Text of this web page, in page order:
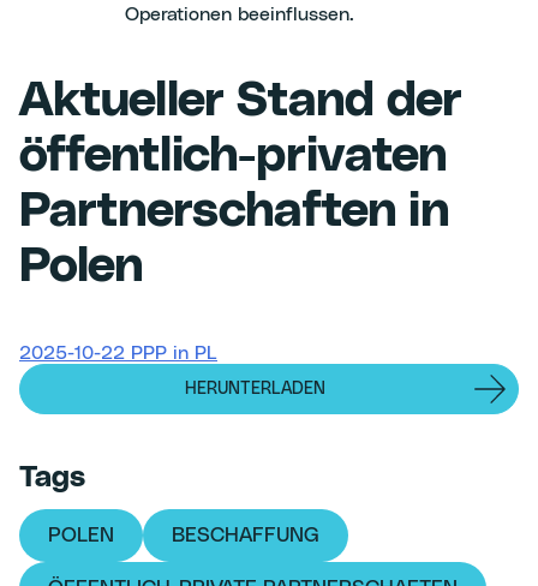
Operationen beeinflussen.
Aktueller Stand der
öffentlich-privaten
Partnerschaften in
Polen
2025-10-22 PPP in PL
HERUNTERLADEN
Tags
POLEN BESCHAFFUNG